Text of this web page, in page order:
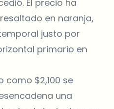
El precio ha
en naranja,
justo por
primario en
como $2,100 se
una